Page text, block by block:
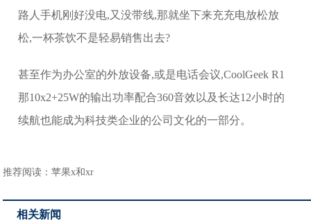
路人手机刚好没电,又没带线,那就坐下来充充电放松放
松,一杯茶饮不是轻易销售出去?
甚至作为办公室的外放设备,或是电话会议,CoolGeek R1
那10x2+25W的输出功率配合360音效以及长达12小时的
续航也能成为科技类企业的公司文化的一部分。
推荐阅读：苹果x和xr
相关新闻